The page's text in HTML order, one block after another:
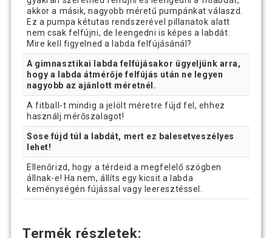
akkor a másik, nagyobb méretű pumpánkat válaszd.
Ez a pumpa kétutas rendszerével pillanatok alatt
nem csak felfújni, de leengedni is képes a labdát.
Mire kell figyelned a labda felfújásánál?
A gimnasztikai labda felfújásakor ügyeljünk arra,
hogy a labda átmérője felfújás után ne legyen
nagyobb az ajánlott méretnél.
A fitball-t mindig a jelölt méretre fújd fel, ehhez
használj mérőszalagot!
Sose fújd túl a labdát, mert ez balesetveszélyes
lehet!
Ellenőrizd, hogy a térdeid a megfelelő szögben
állnak-e! Ha nem, állíts egy kicsit a labda
keménységén fújással vagy leeresztéssel.
Termék részletek: